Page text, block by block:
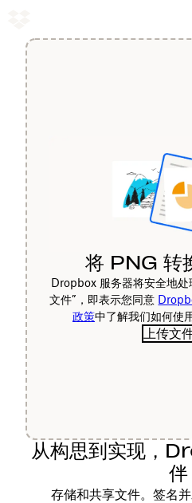
将 PNG 转
Dropbox 服务器将安全地处
文件”，即表示您同意
政策中了解我们如何使
上传文
从构思到实现，
伴
存储和共享文件。签名